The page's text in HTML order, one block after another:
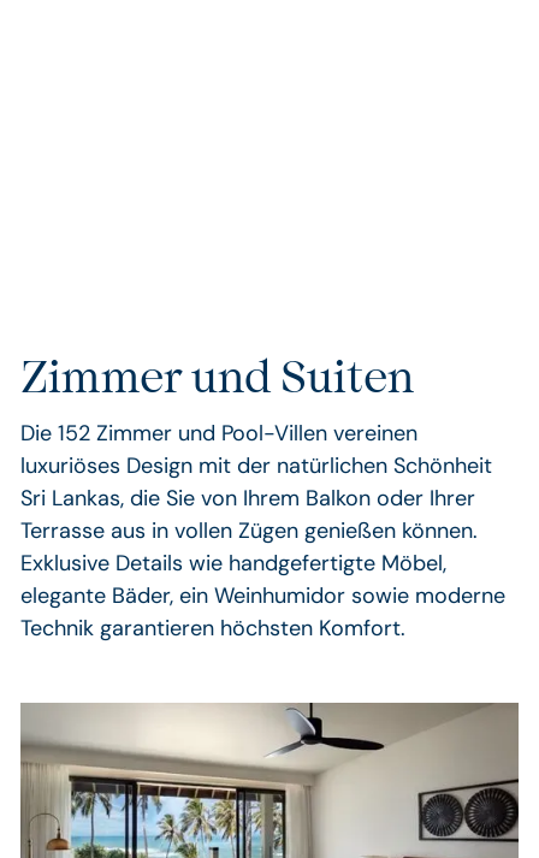
Zimmer und Suiten
Die 152 Zimmer und Pool-Villen vereinen
luxuriöses Design mit der natürlichen Schönheit
Sri Lankas, die Sie von Ihrem Balkon oder Ihrer
Terrasse aus in vollen Zügen genießen können.
Exklusive Details wie handgefertigte Möbel,
elegante Bäder, ein Weinhumidor sowie moderne
Technik garantieren höchsten Komfort.